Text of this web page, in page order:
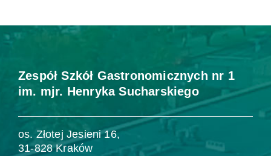
Zespół Szkół Gastronomicznych nr 1
im. mjr. Henryka Sucharskiego
os. Złotej Jesieni 16,
31-828 Kraków